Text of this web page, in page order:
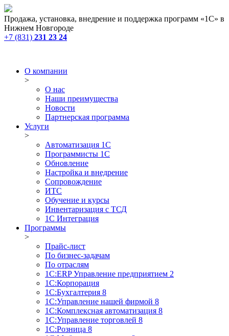
Продажа, установка, внедрение и поддержка программ «1С» в
Нижнем Новгороде
+7 (831) 231 23 24
О компании
>
О нас
Наши преимущества
Новости
Партнерская программа
Услуги
>
Автоматизация 1С
Программисты 1С
Обновление
Настройка и внедрение
Сопровождение
ИТС
Обучение и курсы
Инвентаризация с ТСД
1С Интеграция
Программы
>
Прайс-лист
По бизнес-задачам
По отраслям
1C:ERP Управление предприятием 2
1С:Корпорация
1С:Бухгалтерия 8
1С:Управление нашей фирмой 8
1С:Комплексная автоматизация 8
1С:Управление торговлей 8
1С:Розница 8